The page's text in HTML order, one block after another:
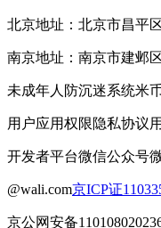
北京地址：北京市昌平
南京地址：南京市建邺
未成年人防沉迷系统米
用户应用权限隐私协议
开发者平台微信公众号
@wali.com京ICP证
京公网安备